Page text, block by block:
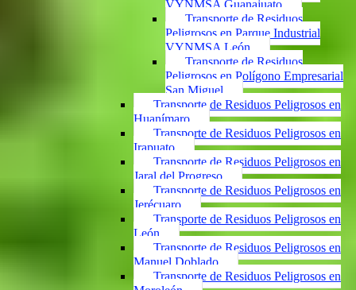
VYNMSA Guanajuato
Transporte de Residuos
Peligrosos en Parque Industrial
VYNMSA León
Transporte de Residuos
Peligrosos en Polígono Empresarial
San Miguel
Transporte de Residuos Peligrosos en
Huanímaro
Transporte de Residuos Peligrosos en
Irapuato
Transporte de Residuos Peligrosos en
Jaral del Progreso
Transporte de Residuos Peligrosos en
Jerécuaro
Transporte de Residuos Peligrosos en
León
Transporte de Residuos Peligrosos en
Manuel Doblado
Transporte de Residuos Peligrosos en